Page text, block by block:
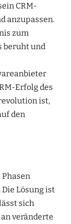
CRM-
anzupassen.
zum
beruht und
Erfolg des
ist,
den
Lösung ist
sich
veränderte